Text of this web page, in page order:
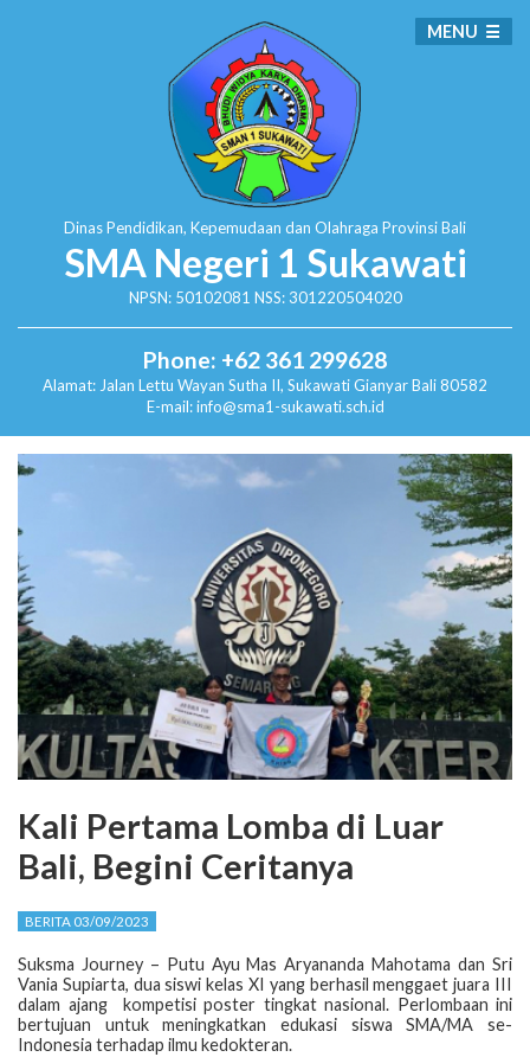
Dinas Pendidikan, Kepemudaan dan Olahraga Provinsi Bali
SMA Negeri 1 Sukawati
NPSN: 50102081 NSS: 301220504020
Phone: +62 361 299628
Alamat: Jalan Lettu Wayan Sutha II, SukawatiGianyar Bali 80582
E-mail: info@sma1-sukawati.sch.id
MENU
Kali Pertama Lomba di Luar
Bali, Begini Ceritanya
BERITA 03/09/2023
Suksma Journey – Putu Ayu Mas Aryananda Mahotama dan Sri
Vania Supiarta, dua siswi kelas XI yang berhasil menggaet juara III
dalam ajang
kompetisi poster tingkat nasional. Perlombaan ini
bertujuan untuk meningkatkan edukasi siswa SMA/MA se-
Indonesia terhadap ilmu kedokteran.